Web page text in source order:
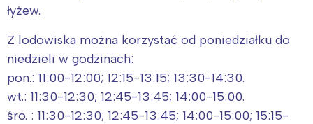
łyżew.
Z lodowiska można korzystać od poniedziałku do
niedzieli w godzinach:
pon.: 11:00-12:00; 12:15-13:15; 13:30-14:30.
wt.: 11:30-12:30; 12:45-13:45; 14:00-15:00.
śro. : 11:30-12:30; 12:45-13:45; 14:00-15:00; 15:15-